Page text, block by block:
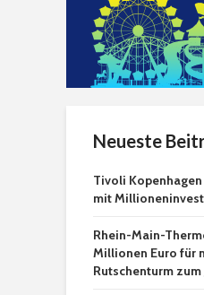
Neueste
Tivoli
mit
Rhein-Main-
Millionen Euro für
Rutschenturm zum